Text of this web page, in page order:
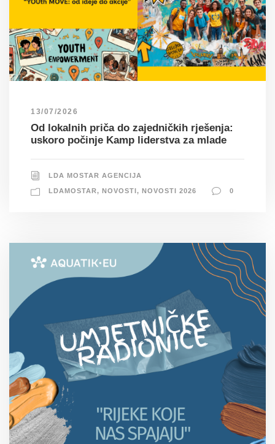
13/07/2026
Od lokalnih priča do zajedničkih rješenja:
uskoro počinje Kamp liderstva za mlade
LDA MOSTAR AGENCIJA
LDAMOSTAR, NOVOSTI, NOVOSTI 2026 0